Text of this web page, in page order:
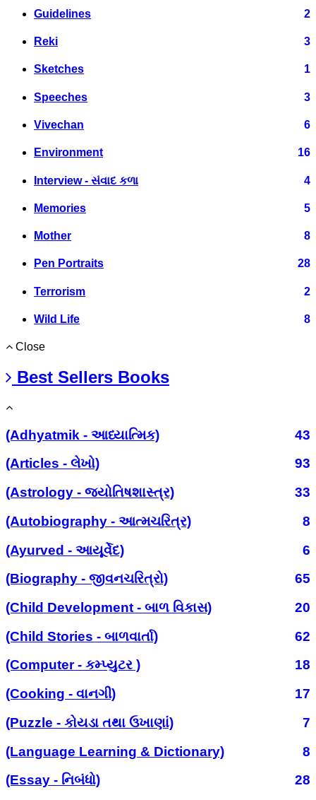
Guidelines 2
Reki 3
Sketches 1
Speeches 3
Vivechan 6
Environment 16
Interview - સંવાદ કળા 4
Memories 5
Mother 8
Pen Portraits 28
Terrorism 2
Wild Life 8
Close
Best Sellers Books
(Adhyatmik - આધ્યાત્મિક)
43
(Articles - લેખો)
93
(Astrology - જ્યોતિષશાસ્ત્ર)
33
(Autobiography - આત્મચરિત્ર)
8
(Ayurved - આયૂર્વેદ)
6
(Biography - જીવનચરિત્રો)
65
(Child Development - બાળ વિકાસ)
20
(Child Stories - બાળવાર્તા)
62
(Computer - કમ્પ્યુટર )
18
(Cooking - વાનગી)
17
(Puzzle - કોયડા તથા ઉખાણાં)
7
(Language Learning & Dictionary)
8
(Essay - નિબંધો)
28